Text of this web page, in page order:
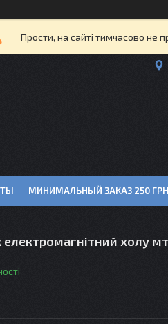
Прости, на сайті тимчасово не
МИНИМАЛЬНЫЙ ЗАКАЗ 250
холу